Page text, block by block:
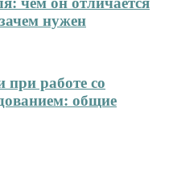
нужен
при работе со
общие